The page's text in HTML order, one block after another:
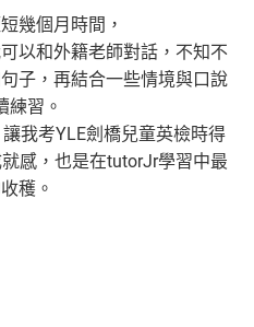
幾個月時間，
以和外籍老師對話，不知不
子，再結合一些情境與口說
練習。
我考YLE劍橋兒童英檢時得
感，也是在tutorJr學習中最
穫。